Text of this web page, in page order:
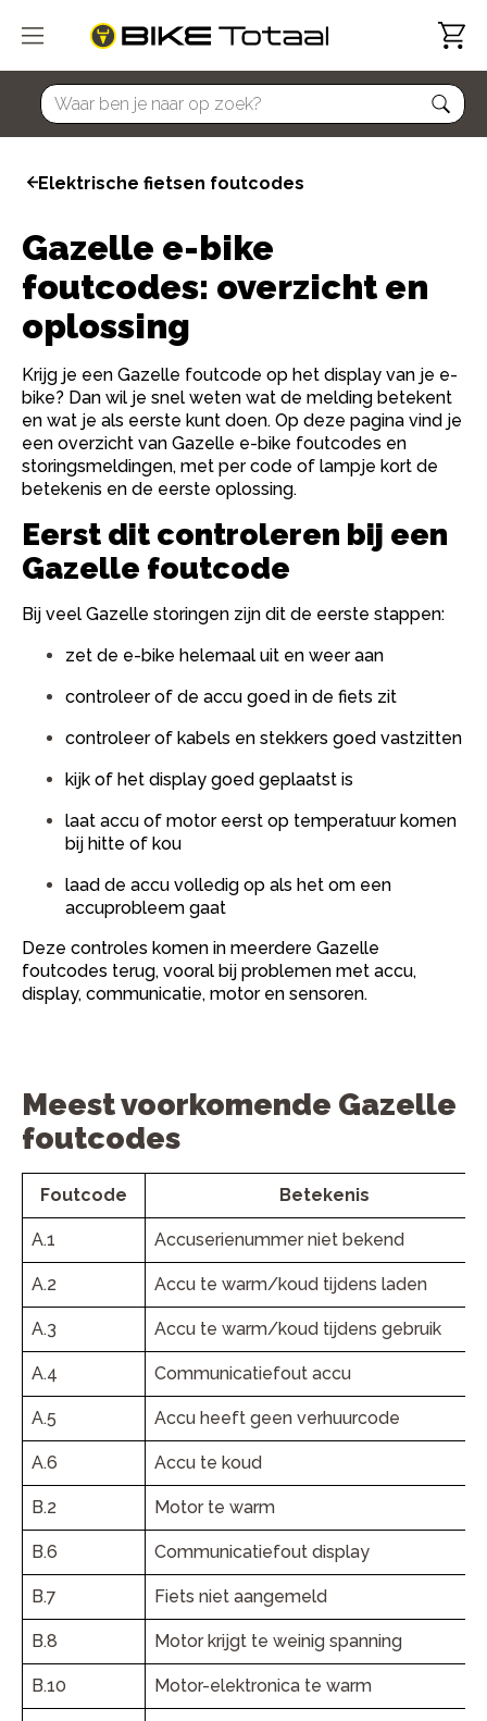
home
Elektrische fietsen foutcodes
Gazelle e-bike
foutcodes: overzicht en
oplossing
Krijg je een Gazelle foutcode op het display van je e-
bike? Dan wil je snel weten wat de melding betekent
en wat je als eerste kunt doen. Op deze pagina vind je
een overzicht van Gazelle e-bike foutcodes en
storingsmeldingen, met per code of lampje kort de
betekenis en de eerste oplossing.
Eerst dit controleren bij een
Gazelle foutcode
Bij veel Gazelle storingen zijn dit de eerste stappen:
zet de e-bike helemaal uit en weer aan
controleer of de accu goed in de fiets zit
controleer of kabels en stekkers goed vastzitten
kijk of het display goed geplaatst is
laat accu of motor eerst op temperatuur komen
bij hitte of kou
laad de accu volledig op als het om een
accuprobleem gaat
Deze controles komen in meerdere Gazelle
foutcodes terug, vooral bij problemen met accu,
display, communicatie, motor en sensoren.
Meest voorkomende Gazelle
foutcodes
Foutcode Betekenis
A.1 Accuserienummer niet bekend
A.2 Accu te warm/koud tijdens laden
A.3 Accu te warm/koud tijdens gebruik
A.4 Communicatiefout accu
A.5 Accu heeft geen verhuurcode
A.6 Accu te koud
B.2 Motor te warm
B.6 Communicatiefout display
B.7 Fiets niet aangemeld
B.8 Motor krijgt te weinig spanning
B.10 Motor-elektronica te warm